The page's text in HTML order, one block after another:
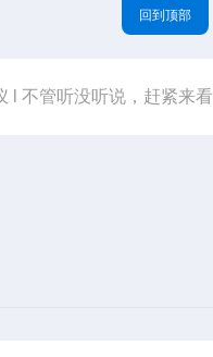
l 不管听没听说，赶紧来
回到顶部